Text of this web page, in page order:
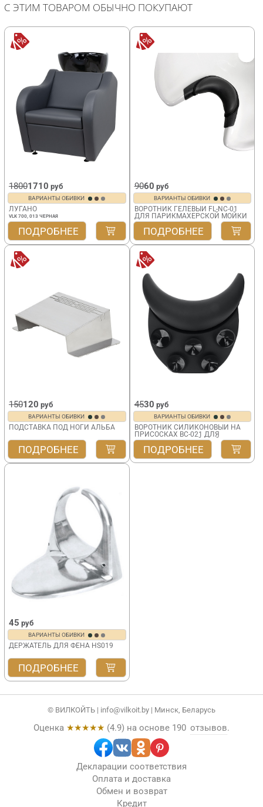
С ЭТИМ ТОВАРОМ ОБЫЧНО ПОКУПАЮТ
18001710 руб
ВАРИАНТЫ ОБИВКИ
ЛУГАНО
VLK 700, 013 ЧЕРНАЯ
ПОДРОБНЕЕ
9060 руб
ВАРИАНТЫ ОБИВКИ
ВОРОТНИК ГЕЛЕВЫЙ FL-NC-01
ДЛЯ ПАРИКМАХЕРСКОЙ МОЙКИ
ПОДРОБНЕЕ
150120 руб
ВАРИАНТЫ ОБИВКИ
ПОДСТАВКА ПОД НОГИ АЛЬБА
ПОДРОБНЕЕ
4530 руб
ВАРИАНТЫ ОБИВКИ
ВОРОТНИК СИЛИКОНОВЫЙ НА
ПРИСОСКАХ BC-021 ДЛЯ
ПАРИКМАХЕРСКОЙ МОЙКИ
ПОДРОБНЕЕ
45 руб
ВАРИАНТЫ ОБИВКИ
ДЕРЖАТЕЛЬ ДЛЯ ФЕНА HS019
ПОДРОБНЕЕ
© ВИЛКОЙТЬ | info@vilkoit.by | Минск, Беларусь
Оценка ★★★★★ (4.9) на основе 190 отзывов.
Декларации соответствия
Оплата и доставка
Обмен и возврат
Кредит